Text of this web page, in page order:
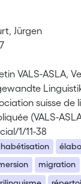
Jürgen
VALS-ASLA,
suisse de
(VALS-
1/11-38
migration